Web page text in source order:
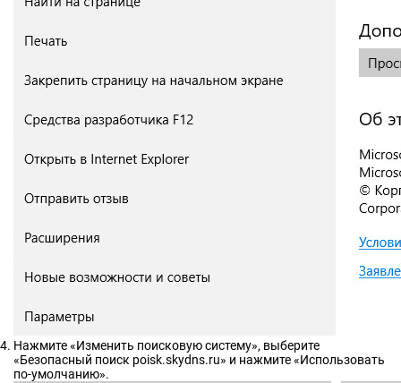
Нажмите «Изменить поисковую систему», выберите
«Безопасный поиск poisk.skydns.ru» и нажмите «Использовать
по-умолчанию».